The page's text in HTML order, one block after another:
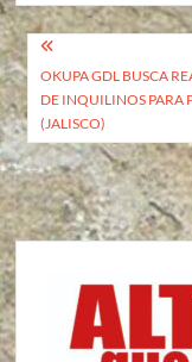
Navegación
de
entradas
OKUPA GDL BUSCA
DE INQUILINOS PARA
(JALISCO)